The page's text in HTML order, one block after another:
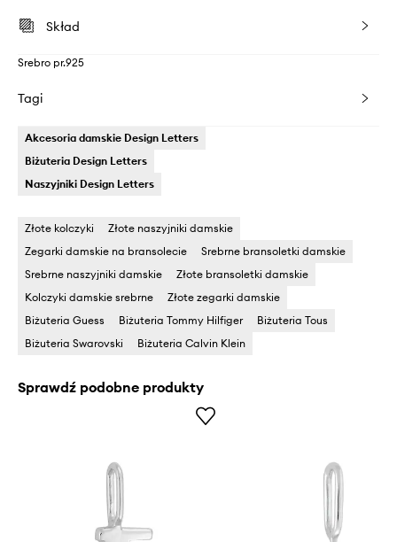
Skład
Srebro pr.925
Tagi
Akcesoria damskie Design Letters
Biżuteria Design Letters
Naszyjniki Design Letters
Złote kolczyki
Złote naszyjniki damskie
Zegarki damskie na bransolecie
Srebrne bransoletki damskie
Srebrne naszyjniki damskie
Złote bransoletki damskie
Kolczyki damskie srebrne
Złote zegarki damskie
Biżuteria Guess
Biżuteria Tommy Hilfiger
Biżuteria Tous
Biżuteria Swarovski
Biżuteria Calvin Klein
Sprawdź podobne produkty